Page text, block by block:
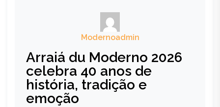
Modernoadmin
Arraiá du Moderno 2026
celebra 40 anos de
história, tradição e
emoção